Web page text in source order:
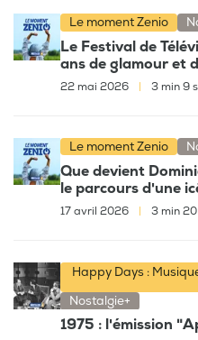
Le moment Zenio
Le Festival de
ans de glamour et
22 mai 2026 3 min 9
Le moment Zenio
Que devient
le parcours d'une
17 avril 2026 3 min 20
Happy Days :
Nostalgie+
1975 : l'émission